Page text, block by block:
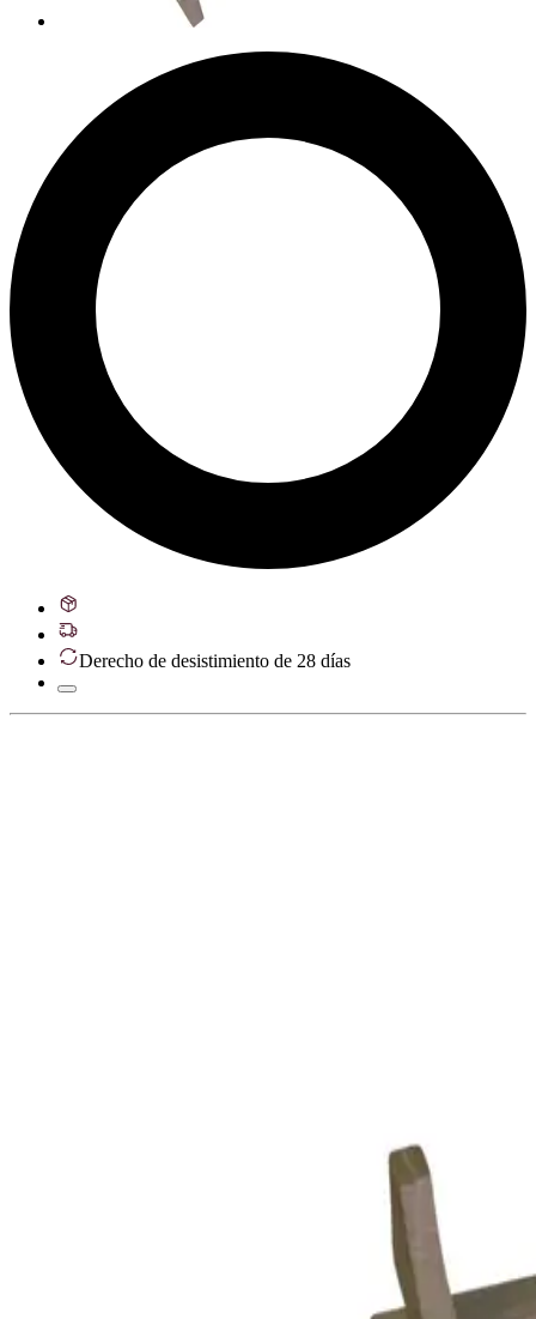
Derecho de desistimiento de 28 días